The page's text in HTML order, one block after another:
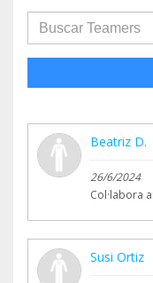
Beatriz D.
26/6/2024
Col·labora
Susi Ortiz